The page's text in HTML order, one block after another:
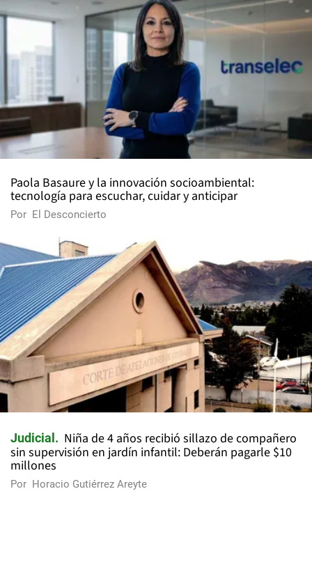
Paola Basaure y la innovación socioambiental:
tecnología para escuchar, cuidar y anticipar
Por El Desconcierto
Judicial
Niña de 4 años recibió sillazo de compañero
sin supervisión en jardín infantil: Deberán pagarle $10
millones
Por Horacio Gutiérrez Areyte